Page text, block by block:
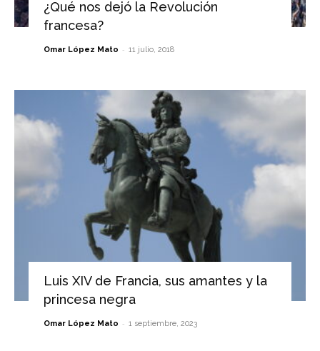
¿Qué nos dejó la Revolución
francesa?
Omar López Mato - 11 julio, 2018
Luis XIV de Francia, sus amantes y la
princesa negra
Omar López Mato - 1 septiembre, 2023